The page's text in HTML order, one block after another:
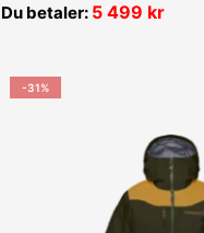
Du betaler: 5 499 kr
-31%